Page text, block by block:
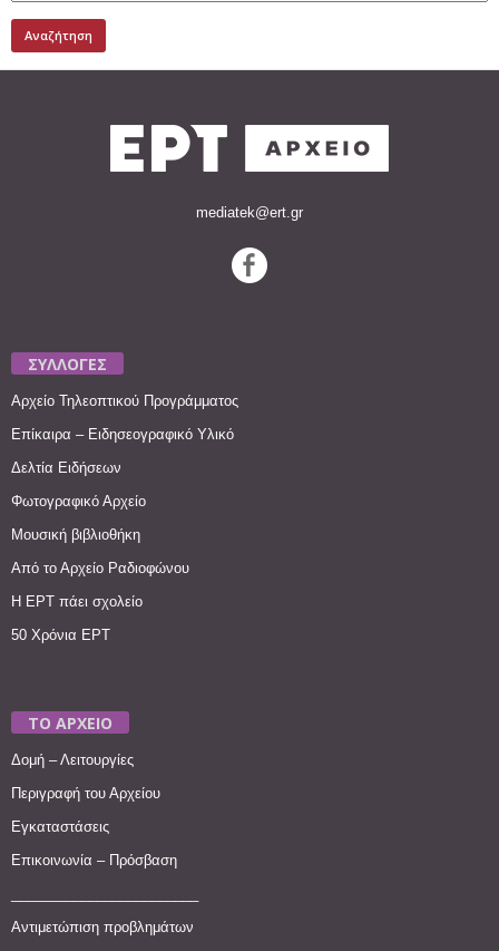
mediatek@ert.gr
ΣΥΛΛΟΓΕΣ
Αρχείο Τηλεοπτικού Προγράμματος
Επίκαιρα – Ειδησεογραφικό Υλικό
Δελτία Ειδήσεων
Φωτογραφικό Αρχείο
Μουσική βιβλιοθήκη
Από το Αρχείο Ραδιοφώνου
Η ΕΡΤ πάει σχολείο
50 Χρόνια ΕΡΤ
ΤΟ ΑΡΧΕΙΟ
Δομή – Λειτουργίες
Περιγραφή του Αρχείου
Εγκαταστάσεις
Επικοινωνία – Πρόσβαση
Αντιμετώπιση προβλημάτων